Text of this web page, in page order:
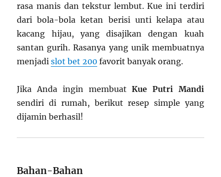
rasa manis dan tekstur lembut. Kue ini terdiri
dari bola-bola ketan berisi unti kelapa atau
kacang hijau, yang disajikan dengan kuah
santan gurih. Rasanya yang unik membuatnya
menjadislot bet 200 favorit banyak orang.
Jika Anda ingin membuatKue Putri Mandi
sendiri di rumah, berikut resep simple yang
dijamin berhasil!
Bahan-Bahan